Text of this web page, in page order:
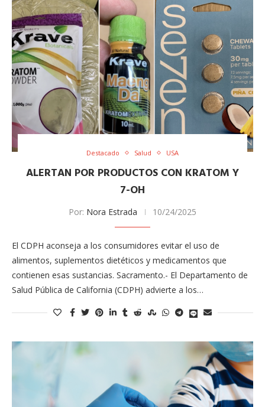
Destacado Salud USA
ALERTAN POR PRODUCTOS CON KRATOM Y
7-OH
Por: Nora Estrada 10/24/2025
El CDPH aconseja a los consumidores evitar el uso de
alimentos, suplementos dietéticos y medicamentos que
contienen esas sustancias. Sacramento.- El Departamento de
Salud Pública de California (CDPH) advierte a los…